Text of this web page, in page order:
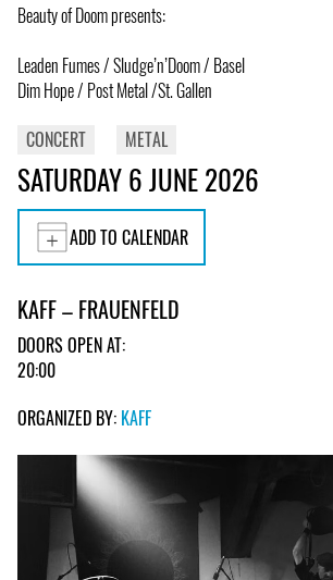
Beauty of Doom presents:
Leaden Fumes / Sludge’n’Doom / Basel
Dim Hope / Post Metal /St. Gallen
CONCERT
METAL
SATURDAY 6 JUNE 2026
ADD TO CALENDAR
KAFF – FRAUENFELD
DOORS OPEN AT:
20:00
ORGANIZED BY: KAFF